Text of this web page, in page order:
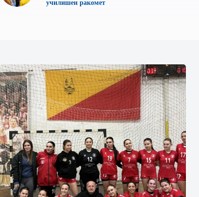
училишен ракомет